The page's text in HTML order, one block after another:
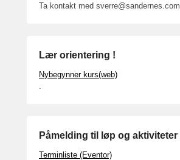
Ta kontakt med sverre@sandernes.com
Lær orientering !
Nybegynner kurs(web)
Påmelding til løp og aktiviteter
Terminliste (Eventor)